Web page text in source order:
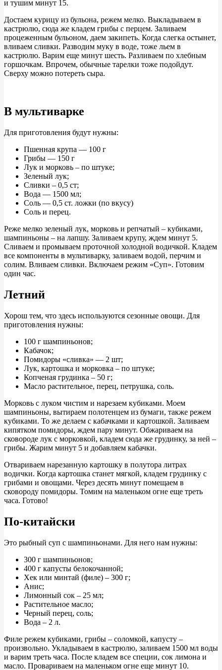
и тушим минут 15.
Достаем курицу из бульона, режем мелко. Выкладываем в
кастрюлю, сюда же кладем грибы с перцем. Заливаем
процеженным бульоном, даем закипеть. Когда слегка остынет,
вливаем сливки. Разводим муку в воде, тоже льем в
кастрюлю. Варим еще минут шесть. Разливаем по хлебным
горшочкам. Впрочем, обычные тарелки тоже подойдут.
Сверху можно потереть сыра.
В мультиварке
Для приготовления будут нужны:
Пшенная крупа — 100 г
Грибы — 150 г
Лук и морковь – по штуке;
Зеленый лук;
Сливки – 0,5 ст;
Вода — 1500 мл;
Соль — 0,5 ст. ложки (по вкусу)
Соль и перец.
Реже мелко зеленый лук, морковь и репчатый – кубиками,
шампиньоны – на лапшу. Заливаем крупу, ждем минут 5.
Сливаем и промываем проточной холодной водичкой. Кладем
все компоненты в мультиварку, заливаем водой, перчим и
солим. Вливаем сливки. Включаем режим «Суп». Готовим
один час.
Летний
Хорош тем, что здесь используются сезонные овощи. Для
приготовления нужны:
100 г шампиньонов;
Кабачок;
Помидоры «сливка» — 2 шт;
Лук, картошка и морковка – по штуке;
Копченая грудинка – 50 г;
Масло растительное, перец, петрушка, соль.
Морковь с луком чистим и нарезаем кубиками. Моем
шампиньоны, вытираем полотенцем из бумаги, также режем
кубиками. То же делаем с кабачками и картошкой. Заливаем
кипятком помидоры, ждем пару минут. Обжариваем на
сковороде лук с морковкой, кладем сюда же грудинку, за ней –
грибы. Жарим минут 5 и добавляем кабачки.
Отвариваем нарезанную картошку в полутора литрах
водички. Когда картошка станет мягкой, кладем грудинку с
грибами и овощами. Через десять минут помещаем в
сковороду помидоры. Томим на маленьком огне еще треть
часа. Готово!
По-китайски
Это рыбный суп с шампиньонами. Для него нам нужны:
300 г шампиньонов;
400 г капусты белокочанной;
Хек или минтай (филе) – 300 г;
Анис;
Лимонный сок – 25 мл;
Растительное масло;
Черный перец, соль;
Вода – 2 л.
Филе режем кубиками, грибы – соломкой, капусту –
произвольно. Укладываем в кастрюлю, заливаем 1500 мл воды
и варим треть часа. После кладем все специи, сок лимона и
масло. Провариваем на маленьком огне еще минут 10.